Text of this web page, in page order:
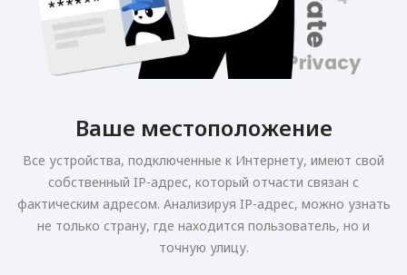
Ваше местоположение
Все устройства, подключенные к Интернету, имеют свой
собственный IP-адрес, который отчасти связан с
фактическим адресом. Анализируя IP-адрес, можно узнать
не только страну, где находится пользователь, но и
точную улицу.